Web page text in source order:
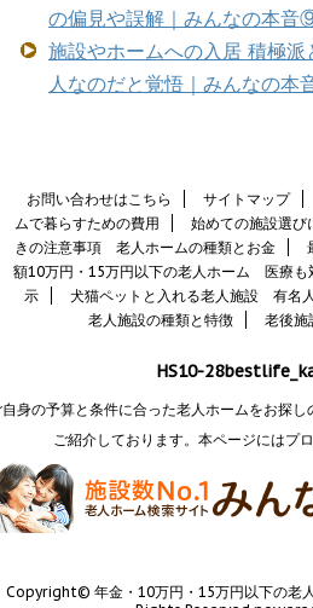
の偏見や誤解｜みんなの本音
施設やホームへの入居 積極
人なのだと覚悟｜みんなの本
お問い合わせはこちら サイトマップ
ムで暮らすための費用
始めての施設選び
きの注意事項 老人ホームの種類とお金
額10万円・15万円以下の老人ホーム 医療も
示
犬猫ペットと入れる老人施設 有名
老人施設の種類と特徴
老後施
HS10-
身の予算と条件に合った老人ホームをお探
ご紹介しております。本ページにはプ
Copyright© 年金・10万円・15万円以下の老